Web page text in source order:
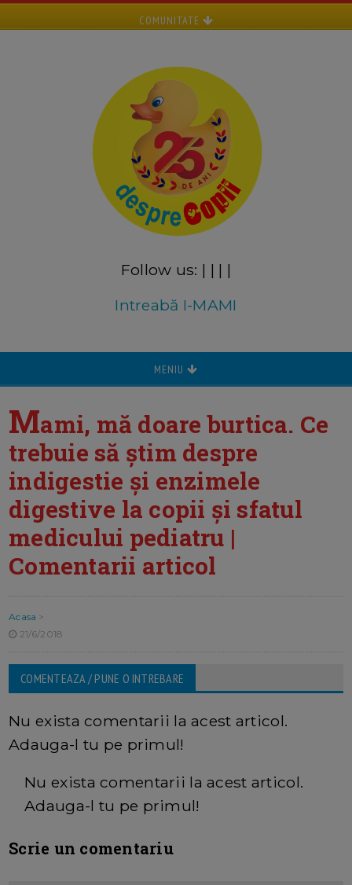
COMUNITATE
Follow us: | | | |
Intreabă I-MAMI
MENIU
Mami, mă doare burtica. Ce
trebuie să ştim despre
indigestie şi enzimele
digestive la copii şi sfatul
medicului pediatru |
Comentarii articol
Acasa >
21/6/2018
COMENTEAZA / PUNE O INTREBARE
Nu exista comentarii la acest articol.
Adauga-l tu pe primul!
Nu exista comentarii la acest articol.
Adauga-l tu pe primul!
Scrie un comentariu